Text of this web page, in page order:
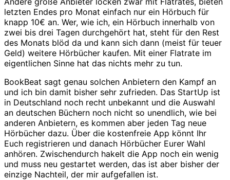
letzten Endes pro Monat einfach nur ein Hörbuch für
knapp 10€ an. Wer, wie ich, ein Hörbuch innerhalb von
zwei bis drei Tagen durchgehört hat, steht für den Rest
des Monats blöd da und kann sich dann (meist für teuer
Geld) weitere Hörbücher kaufen. Mit einer Flatrate im
eigentlichen Sinne hat das nichts mehr zu tun.
BookBeat sagt genau solchen Anbietern den Kampf an
und ich bin damit bisher sehr zufrieden. Das StartUp ist
in Deutschland noch recht unbekannt und die Auswahl
an deutschen Büchern noch nicht so unendlich, wie bei
anderen Anbietern, es kommen aber jeden Tag neue
Hörbücher dazu. Über die kostenfreie App könnt Ihr
Euch registrieren und danach Hörbücher Eurer Wahl
anhören. Zwischendurch hakelt die App noch ein wenig
und muss neu gestartet werden, das ist aber bisher der
einzige Nachteil, der mir aufgefallen ist.